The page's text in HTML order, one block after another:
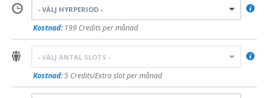
- VÄLJ HYRPERIOD - 
Kostnad:199 Credits per månad
- VÄLJ ANTAL SLOTS - 
Kostnad:5 Credits/Extra slot per månad